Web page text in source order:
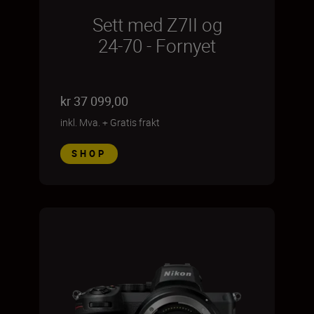
Sett med Z7II og
24-70 - Fornyet
kr 37 099,00
inkl. Mva. + Gratis frakt
SHOP